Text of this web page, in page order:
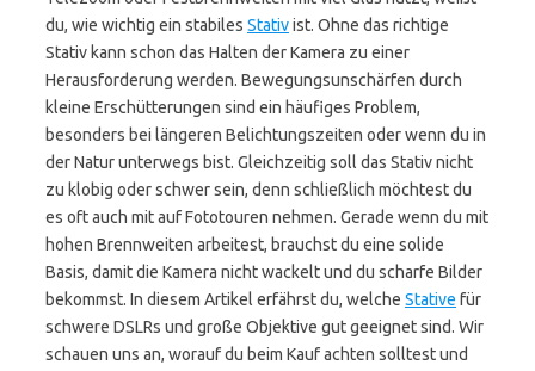
du, wie wichtig ein stabiles Stativist. Ohne das richtige
Stativ kann schon das Halten der Kamera zu einer
Herausforderung werden. Bewegungsunschärfen durch
kleine Erschütterungen sind ein häufiges Problem,
besonders bei längeren Belichtungszeiten oder wenn du in
der Natur unterwegs bist. Gleichzeitig soll das Stativ nicht
zu klobig oder schwer sein, denn schließlich möchtest du
es oft auch mit auf Fototouren nehmen. Gerade wenn du mit
hohen Brennweiten arbeitest, brauchst du eine solide
Basis, damit die Kamera nicht wackelt und du scharfe Bilder
bekommst. In diesem Artikel erfährst du, welche Stative für
schwere DSLRs und große Objektive gut geeignet sind. Wir
schauen uns an, worauf du beim Kauf achten solltest und